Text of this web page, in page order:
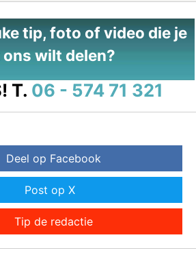
tip, foto of video die je
ons wilt delen?
T. 06 - 574 71 321
Deel op Facebook
Post op X
Tip de redactie